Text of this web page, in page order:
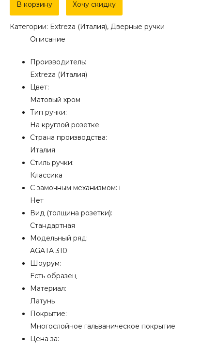
Дверная
ручка
Extreza
"AGATA"
розетке
матовый
В корзину Хочу скидку
Категории: Extreza (Италия), Дверные ручки
Описание
Производитель:
Extreza (Италия)
Цвет:
Матовый хром
Тип ручки:
На круглой розетке
Страна производства:
Италия
Стиль ручки:
Классика
С замочным механизмом: i
Нет
Вид (толщина розетки):
Стандартная
Модельный ряд:
AGATA 310
Шоурум:
Есть образец
Материал:
Латунь
Покрытие:
Многослойное гальваническое покрытие
Цена за: